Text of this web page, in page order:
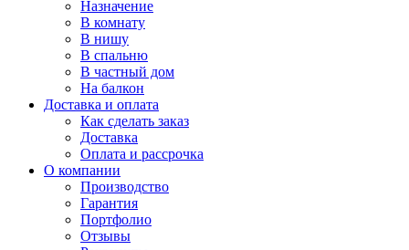
Назначение
В комнату
В нишу
В спальню
В частный дом
На балкон
Доставка и оплата
Как сделать заказ
Доставка
Оплата и рассрочка
О компании
Производство
Гарантия
Портфолио
Отзывы